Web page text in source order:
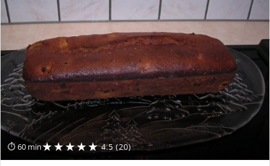
⏱ 60 min★★★★★ 4.5 (20)